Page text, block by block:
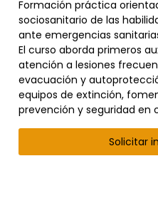
Formación práctica
sociosanitario de las
ante emergencias
El curso aborda primeros
atención a lesiones
evacuación y
equipos de extinción,
prevención y seguridad en
Solicitar